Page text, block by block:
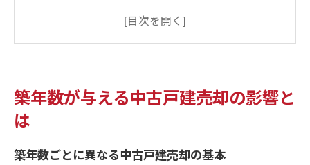
築年数の差が中古戸建売却に与える決定的
中古戸建売却成功のカギとなる築年数分析
中古戸建売却時の資産価値を守る基本戦略
築年数が与える中古戸建売却の影響と
は
築年数ごとに異なる中古戸建売却の基本